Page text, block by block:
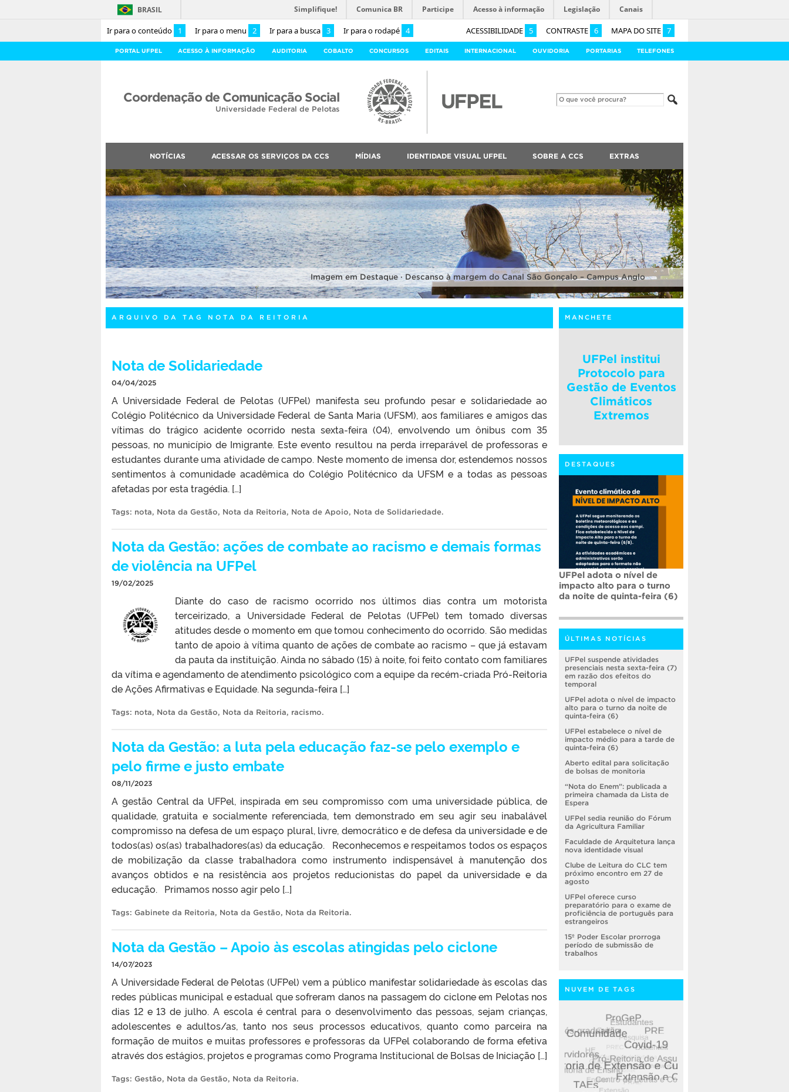
Ir para o conteúdo 1 Ir para o menu 2 Ir para a busca 3 Ir para o rodapé 4 ACESSIBILIDADE 5 CONTRASTE 6 MAPA DO SITE 7
BRASIL Simplifique! Comunica BR Participe Acesso à informação Legislação Canais
PORTAL UFPEL ACESSO À INFORMAÇÃO AUDITORIA COBALTO CONCURSOS EDITAIS INTERNACIONAL OUVIDORIA PORTARIAS TELEFONES
Coordenação de Comunicação Social
Universidade Federal de Pelotas
NOTÍCIAS ACESSAR OS SERVIÇOS DA CCS MÍDIAS IDENTIDADE VISUAL UFPEL SOBRE A CCS EXTRAS
Imagem em Destaque · Descanso à margem do Canal São Gonçalo – Campus Anglo
ARQUIVO DA TAG NOTA DA REITORIA
Nota de Solidariedade
04/04/2025
A Universidade Federal de Pelotas (UFPel) manifesta seu profundo pesar e solidariedade ao
Colégio Politécnico da Universidade Federal de Santa Maria (UFSM), aos familiares e amigos das
vítimas do trágico acidente ocorrido nesta sexta-feira (04), envolvendo um ônibus com 35
pessoas, no município de Imigrante. Este evento resultou na perda irreparável de professoras e
estudantes durante uma atividade de campo. Neste momento de imensa dor, estendemos nossos
sentimentos à comunidade acadêmica do Colégio Politécnico da UFSM e a todas as pessoas
afetadas por esta tragédia. […]
Tags: nota, Nota da Gestão, Nota da Reitoria, Nota de Apoio, Nota de Solidariedade.
Nota da Gestão: ações de combate ao racismo e demais formas
de violência na UFPel
19/02/2025
Diante do caso de racismo ocorrido nos últimos dias contra um motorista
terceirizado, a Universidade Federal de Pelotas (UFPel) tem tomado diversas
atitudes desde o momento em que tomou conhecimento do ocorrido. São medidas
tanto de apoio à vítima quanto de ações de combate ao racismo – que já estavam
da pauta da instituição. Ainda no sábado (15) à noite, foi feito contato com familiares
da vítima e agendamento de atendimento psicológico com a equipe da recém-criada Pró-Reitoria
de Ações Afirmativas e Equidade. Na segunda-feira […]
Tags: nota, Nota da Gestão, Nota da Reitoria, racismo.
Nota da Gestão: a luta pela educação faz-se pelo exemplo e
pelo firme e justo embate
08/11/2023
A gestão Central da UFPel, inspirada em seu compromisso com uma universidade pública, de
qualidade, gratuita e socialmente referenciada, tem demonstrado em seu agir seu inabalável
compromisso na defesa de um espaço plural, livre, democrático e de defesa da universidade e de
todos(as) os(as) trabalhadores(as) da educação. Reconhecemos e respeitamos todos os espaços
de mobilização da classe trabalhadora como instrumento indispensável à manutenção dos
avanços obtidos e na resistência aos projetos reducionistas do papel da universidade e da
educação. Primamos nosso agir pelo […]
Tags: Gabinete da Reitoria, Nota da Gestão, Nota da Reitoria.
Nota da Gestão – Apoio às escolas atingidas pelo ciclone
14/07/2023
A Universidade Federal de Pelotas (UFPel) vem a público manifestar solidariedade às escolas das
redes públicas municipal e estadual que sofreram danos na passagem do ciclone em Pelotas nos
dias 12 e 13 de julho. A escola é central para o desenvolvimento das pessoas, sejam crianças,
adolescentes e adultos/as, tanto nos seus processos educativos, quanto como parceira na
formação de muitos e muitas professores e professoras da UFPel colaborando de forma efetiva
através dos estágios, projetos e programas como Programa Institucional de Bolsas de Iniciação […]
Tags: Gestão, Nota da Gestão, Nota da Reitoria.
MANCHETE
UFPel institui
Protocolo para
Gestão de Eventos
Climáticos
Extremos
DESTAQUES
UFPel adota o nível de
impacto alto para o turno
da noite de quinta-feira (6)
ÚLTIMAS NOTÍCIAS
UFPel suspende atividades
presenciais nesta sexta-feira (7)
em razão dos efeitos do
temporal
UFPel adota o nível de impacto
alto para o turno da noite de
quinta-feira (6)
UFPel estabelece o nível de
impacto médio para a tarde de
quinta-feira (6)
Aberto edital para solicitação
de bolsas de monitoria
“Nota do Enem”: publicada a
primeira chamada da Lista de
Espera
UFPel sedia reunião do Fórum
da Agricultura Familiar
Faculdade de Arquitetura lança
nova identidade visual
Clube de Leitura do CLC tem
próximo encontro em 27 de
agosto
UFPel oferece curso
preparatório para o exame de
proficiência de português para
estrangeiros
15º Poder Escolar prorroga
período de submissão de
trabalhos
NUVEM DE TAGS